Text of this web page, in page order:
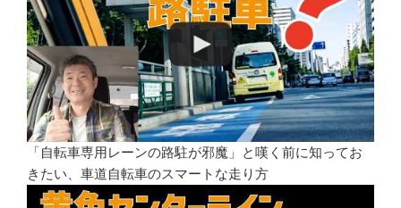
「自転車専用レーンの路駐が邪魔」と嘆く前に知ってお
きたい、車道自転車のスマートな走り方